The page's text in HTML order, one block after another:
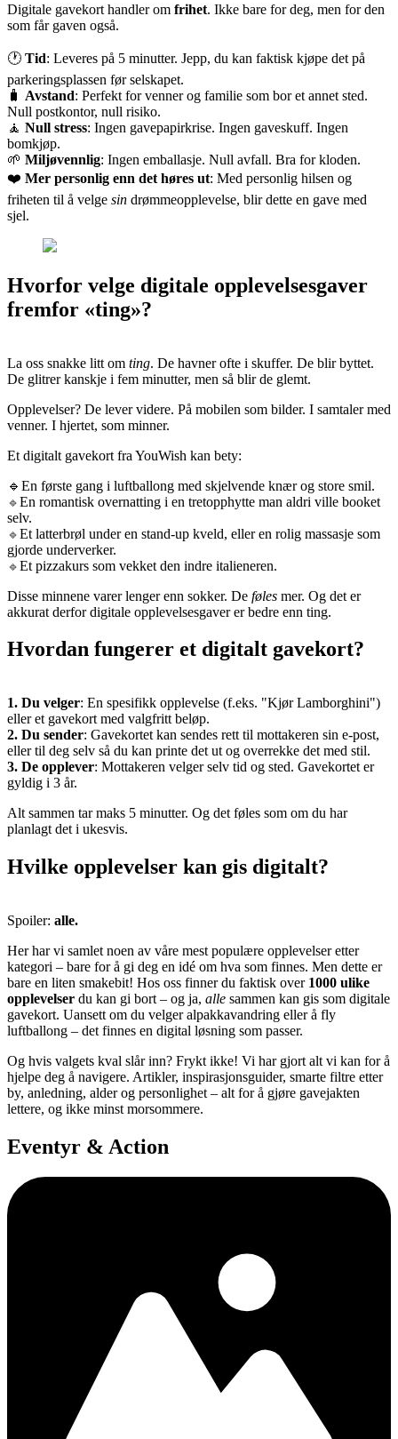
Digitale gavekort handler om frihet. Ikke bare for deg, men for den
som får gaven også.
🕐 Tid: Leveres på 5 minutter. Jepp, du kan faktisk kjøpe det på
parkeringsplassen før selskapet.
🧳 Avstand: Perfekt for venner og familie som bor et annet sted.
Null postkontor, null risiko.
🧘 Null stress: Ingen gavepapirkrise. Ingen gaveskuff. Ingen
bomkjøp.
🌱 Miljøvennlig: Ingen emballasje. Null avfall. Bra for kloden.
❤️ Mer personlig enn det høres ut: Med personlig hilsen og
friheten til å velge sin drømmeopplevelse, blir dette en gave med
sjel.
Hvorfor velge digitale opplevelsesgaver
fremfor «ting»?
La oss snakke litt om ting. De havner ofte i skuffer. De blir byttet.
De glitrer kanskje i fem minutter, men så blir de glemt.
Opplevelser? De lever videre. På mobilen som bilder. I samtaler med
venner. I hjertet, som minner.
Et digitalt gavekort fra YouWish kan bety:
🔹En første gang i luftballong med skjelvende knær og store smil.
🔹En romantisk overnatting i en tretopphytte man aldri ville booket
selv.
🔹Et latterbrøl under en stand-up kveld, eller en rolig massasje som
gjorde underverker.
🔹Et pizzakurs som vekket den indre italieneren.
Disse minnene varer lenger enn sokker. De føles mer. Og det er
akkurat derfor digitale opplevelsesgaver er bedre enn ting.
Hvordan fungerer et digitalt gavekort?
1. Du velger: En spesifikk opplevelse (f.eks. "Kjør Lamborghini")
eller et gavekort med valgfritt beløp.
2. Du sender: Gavekortet kan sendes rett til mottakeren sin e-post,
eller til deg selv så du kan printe det ut og overrekke det med stil.
3. De opplever: Mottakeren velger selv tid og sted. Gavekortet er
gyldig i 3 år.
Alt sammen tar maks 5 minutter. Og det føles som om du har
planlagt det i ukesvis.
Hvilke opplevelser kan gis digitalt?
Spoiler: alle.
Her har vi samlet noen av våre mest populære opplevelser etter
kategori – bare for å gi deg en idé om hva som finnes. Men dette er
bare en liten smakebit! Hos oss finner du faktisk over 1000 ulike
opplevelser du kan gi bort – og ja, alle sammen kan gis som digitale
gavekort. Uansett om du velger alpakkavandring eller å fly
luftballong – det finnes en digital løsning som passer.
Og hvis valgets kval slår inn? Frykt ikke! Vi har gjort alt vi kan for å
hjelpe deg å navigere. Artikler, inspirasjonsguider, smarte filtre etter
by, anledning, alder og personlighet – alt for å gjøre gavejakten
lettere, og ikke minst morsommere.
Eventyr & Action